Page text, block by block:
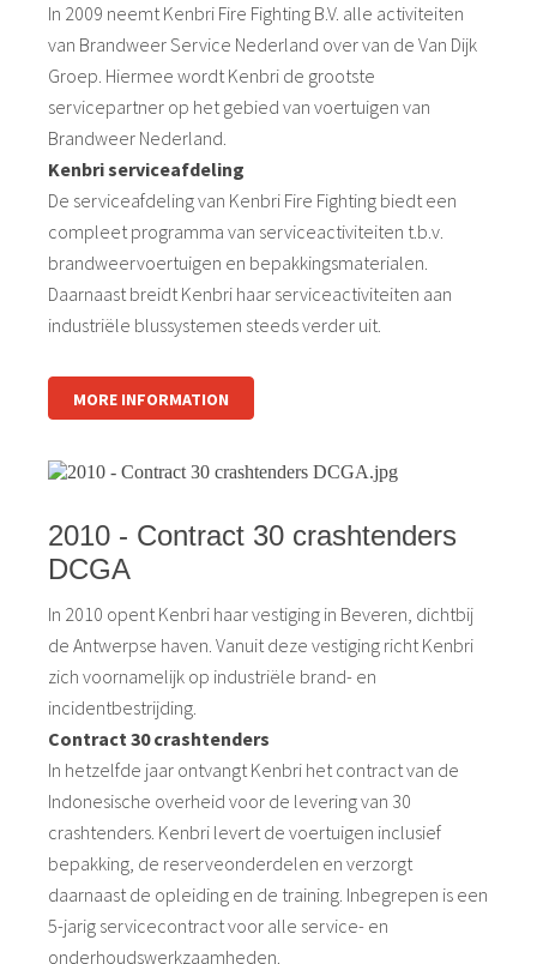
In 2009 neemt Kenbri Fire Fighting B.V. alle activiteiten
van Brandweer Service Nederland over van de Van Dijk
Groep. Hiermee wordt Kenbri de grootste
servicepartner op het gebied van voertuigen van
Brandweer Nederland.
Kenbri serviceafdeling
De serviceafdeling van Kenbri Fire Fighting biedt een
compleet programma van serviceactiviteiten t.b.v.
brandweervoertuigen en bepakkingsmaterialen.
Daarnaast breidt Kenbri haar serviceactiviteiten aan
industriële blussystemen steeds verder uit.
MORE INFORMATION
2010 - Contract 30 crashtenders
DCGA
In 2010 opent Kenbri haar vestiging in Beveren, dichtbij
de Antwerpse haven. Vanuit deze vestiging richt Kenbri
zich voornamelijk op industriële brand- en
incidentbestrijding.
Contract 30 crashtenders
In hetzelfde jaar ontvangt Kenbri het contract van de
Indonesische overheid voor de levering van 30
crashtenders. Kenbri levert de voertuigen inclusief
bepakking, de reserveonderdelen en verzorgt
daarnaast de opleiding en de training. Inbegrepen is een
5-jarig servicecontract voor alle service- en
onderhoudswerkzaamheden.